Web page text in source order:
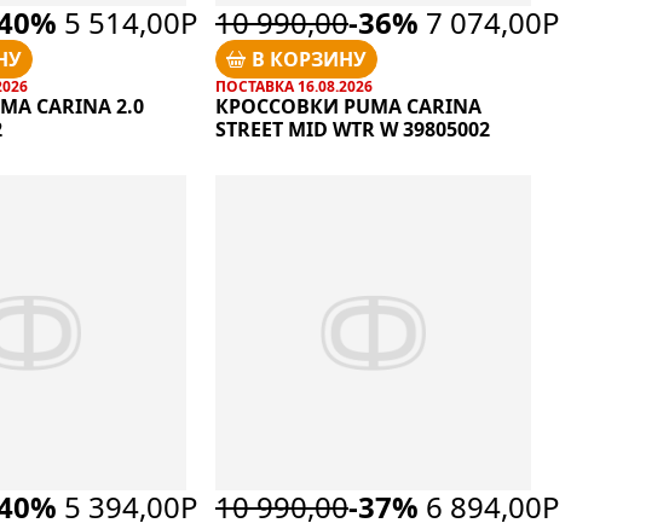
5 514,00Р
CARINA 2.0
10 990,00-36% 7 074,00Р
В КОРЗИНУ
ПОСТАВКА 16.08.2026
КРОССОВКИ PUMA CARINA
STREET MID WTR W 39805002
5 394,00Р 10 990,00-37% 6 894,00Р